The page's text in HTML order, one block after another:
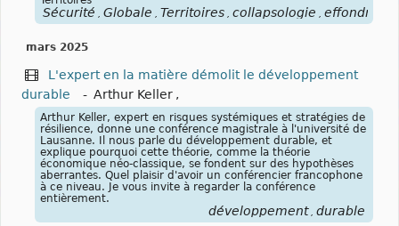
Sécurité , Globale , Territoires , collapsologie ,
mars 2025
L'expert en la matière démolit le développement
durable
- Arthur Keller ,
Arthur Keller, expert en risques systémiques et stratégies de
résilience, donne une conférence magistrale à l'université de
Lausanne. Il nous parle du développement durable, et
explique pourquoi cette théorie, comme la théorie
économique néo-classique, se fondent sur des hypothèses
aberrantes. Quel plaisir d'avoir un conférencier francophone
à ce niveau. Je vous invite à regarder la conférence
entièrement.
développement durable